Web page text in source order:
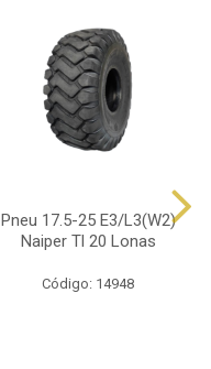
Pneu 17.5-25 E3/L3(W2)
Naiper Tl 20 Lonas
Código: 14948